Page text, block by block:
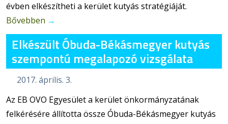
évben elkészítheti a kerület kutyás stratégiáját.
Bővebben →
Elkészült Óbuda-Békásmegyer kutyás
szempontú megalapozó vizsgálata
2017. április. 3.
Az EB OVO Egyesület a kerület önkormányzatának
felkérésére állította össze Óbuda-Békásmegyer kutyás